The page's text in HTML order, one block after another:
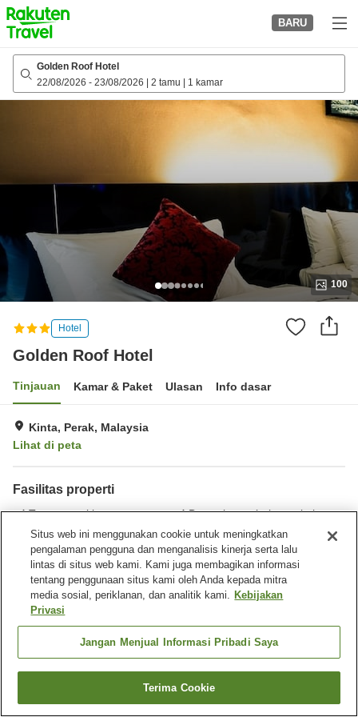
to
top
page
BARU
Golden Roof Hotel
22/08/2026 - 23/08/2026 2 tamu 1 kamar
100
Hotel
Golden Roof Hotel
Tinjauan Kamar & Paket Ulasan Info dasar
Kinta, Perak, Malaysia
Lihat di peta
Fasilitas properti
Tempat parkir Benar-benar bebas rokok
Beranda Malaysia Perak Kinta Golden Roof Hotel
Cari kamar
Situs web ini menggunakan cookie untuk meningkatkan
pengalaman pengguna dan menganalisis kinerja serta lalu
lintas di situs web kami. Kami juga membagikan informasi
tentang penggunaan situs kami oleh Anda kepada mitra
media sosial, periklanan, dan analitik kami. Kebijakan
Privasi
Jangan Menjual Informasi Pribadi Saya
Terima Cookie